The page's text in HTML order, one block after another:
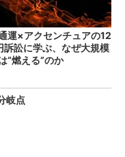
運×アクセンチュアの12
訴訟に学ぶ、なぜ大規模
“燃える”のか
岐点